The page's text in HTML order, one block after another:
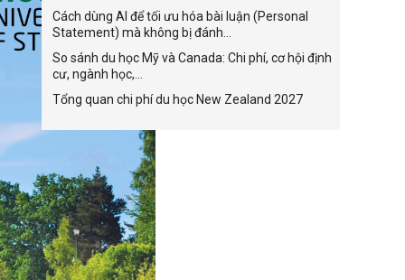
Cách dùng AI để tối ưu hóa bài luận (Personal
Statement) mà không bị đánh...
So sánh du học Mỹ và Canada: Chi phí, cơ hội định
cư, ngành học,...
Tổng quan chi phí du học New Zealand 2027